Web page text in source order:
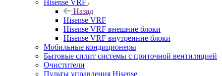
Hisense VRF
Назад
Hisense VRF
Hisense VRF внешние блоки
Hisense VRF внутренние блоки
Мобильные кондиционеры
Бытовые сплит системы с приточной вентиляцией
Очистители
Пульты управления Hisense